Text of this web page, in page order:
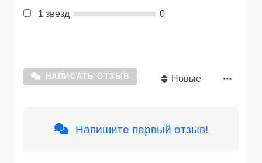
1 звезд 0
НАПИСАТЬ ОТЗЫВ Новые
Напишите первый отзыв!